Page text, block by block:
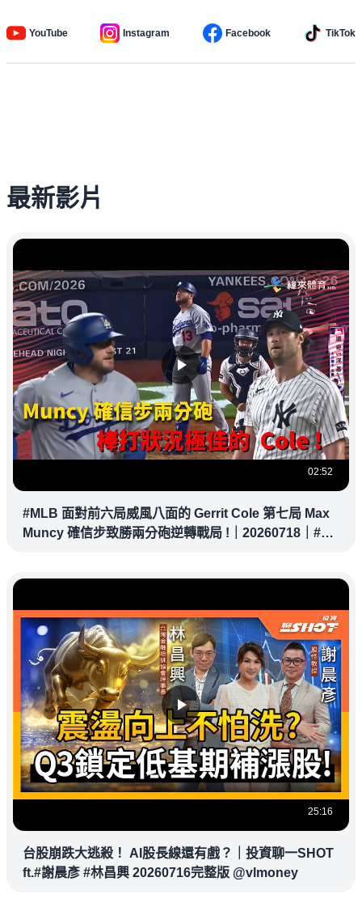
YouTube Instagram Facebook TikTok
最新影片
02:52
#MLB 面對前六局威風八面的 Gerrit Cole 第七局 Max
Muncy 確信步致勝兩分砲逆轉戰局 !｜20260718｜#洛
25:16
台股崩跌大逃殺！ AI股長線還有戲？｜投資聊一SHOT
ft.#謝晨彥 #林昌興 20260716完整版 @vlmoney